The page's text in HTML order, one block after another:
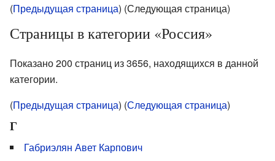
(Предыдущая страница) (Следующая страница)
Страницы в категории «Россия»
Показано 200 страниц из 3656, находящихся в данной
категории.
(Предыдущая страница) (Следующая страница)
Г
Габриэлян Авет Карпович